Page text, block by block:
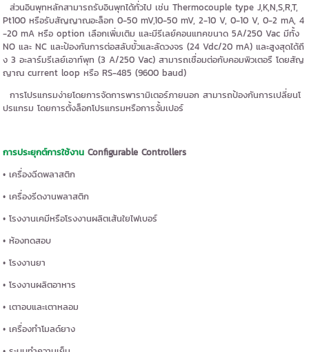
ส่วนอินพุทหลักสามารถรับอินพุทได้ทั่วไป เช่น Thermocouple type J,K,N,S,R,T,
Pt100 หรือรับสัญญาณอะล็อก 0-50 mV,10-50 mV, 2-10 V, 0-10 V, 0-2 mA, 4
-20 mA หรือ option เลือกเพิ่มเติม และมีรีเลย์คอนแทคขนาด 5A/250 Vac มีทั้ง
NO และ NC และป้องกันการต่อสลับขั้วและลัดวงจร (24 Vdc/20 mA) และสูงสุดได้ถึ
ง 3 อะลาร์มรีเลย์เอาท์พุท (3 A/250 Vac) สามารถเชื่อมต่อกับคอมพิวเตอรื โดยสัญ
ญาณ current loop หรือ RS-485 (9600 baud)
การโปรแกรมง่ายโดยการจัดการพารามิเตอร์ภายนอก สามารถป้องกันการเปลี่ยนโ
ปรแกรม โดยการตั้งล็อกโปรแกรมหรือการจั้มเปอร์
การประยุกต์การใช้งานConfigurable Controllers
• เครื่องฉีดพลาสติก
• เครื่องรีดงานพลาสติก
• โรงงานเคมีหรือโรงงานผลิตเส้นใยไฟเบอร์
• ห้องทดสอบ
• โรงงานยา
• โรงงานผลิตอาหาร
• เตาอบและเตาหลอม
• เครื่องทำโมลด์ยาง